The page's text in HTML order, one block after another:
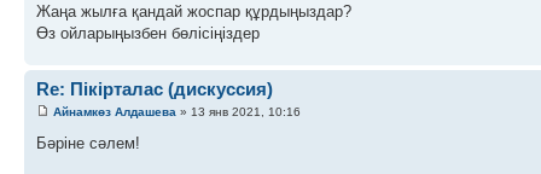
Жаңа жылға қандай жоспар құрдыңыздар?
Өз ойларыңызбен бөлісіңіздер
Re: Пікірталас (дискуссия)
Айнамкөз Алдашева » 13 янв 2021, 10:16
Бәріне сәлем!